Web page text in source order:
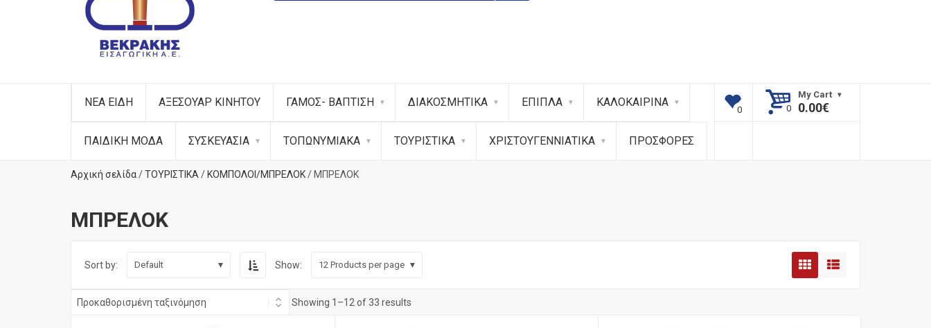
ΝΕΑ ΕΙΔΗ ΑΞΕΣΟΥΑΡ ΚΙΝΗΤΟΥ ΓΑΜΟΣ- ΒΑΠΤΙΣΗ ΔΙΑΚΟΣΜΗΤΙΚΑ ΕΠΙΠΛΑ ΚΑΛΟΚΑΙΡΙΝΑ
ΠΑΙΔΙΚΗ ΜΟΔΑ ΣΥΣΚΕΥΑΣΙΑ ΤΟΠΩΝΥΜΙΑΚΑ ΤΟΥΡΙΣΤΙΚΑ ΧΡΙΣΤΟΥΓΕΝΝΙΑΤΙΚΑ ΠΡΟΣΦΟΡΕΣ
My Cart
0.00€
Αρχική σελίδα/ΤΟΥΡΙΣΤΙΚΑ / ΚΟΜΠΟΛΟΙ/ΜΠΡΕΛΟΚ/ ΜΠΡΕΛΟΚ
ΜΠΡΕΛΟΚ
Sort by: Default Show: 12 Products per page
Showing 1–12 of 33 results